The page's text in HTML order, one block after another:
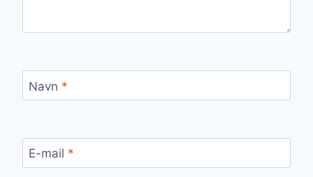
Navn *
E-mail *